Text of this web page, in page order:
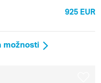
925 EUR
možnosti